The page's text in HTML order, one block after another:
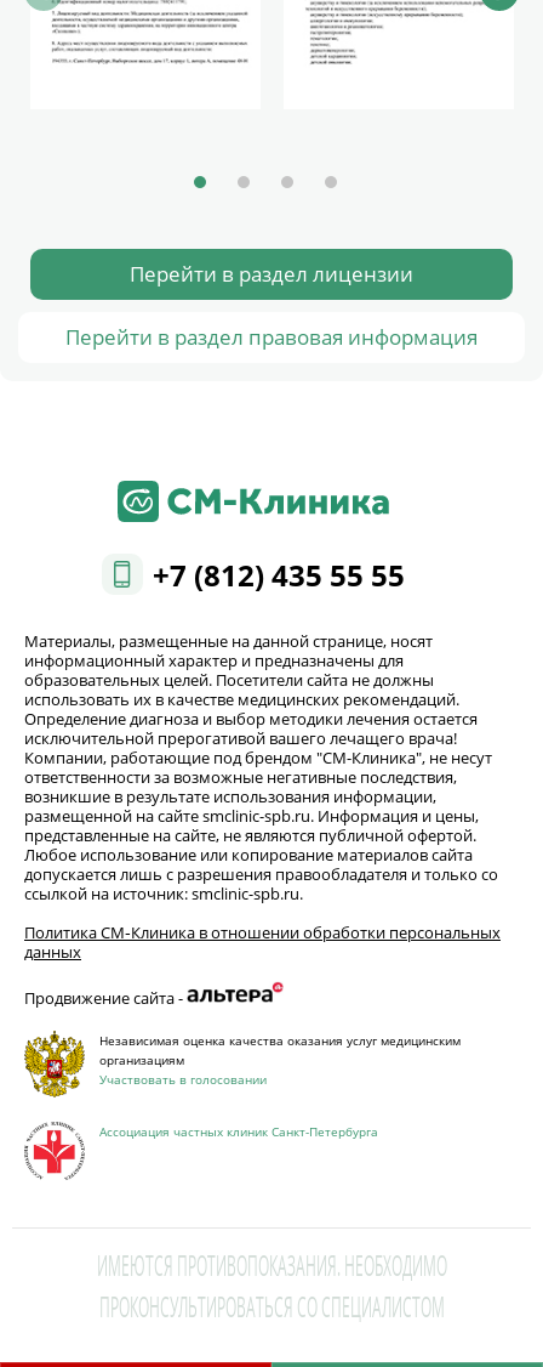
Перейти в раздел лицензии
Перейти в раздел правовая информация
+7 (812) 435 55 55
Материалы, размещенные на данной странице, носят
информационный характер и предназначены для
образовательных целей. Посетители сайта не должны
использовать их в качестве медицинских рекомендаций.
Определение диагноза и выбор методики лечения остается
исключительной прерогативой вашего лечащего врача!
Компании, работающие под брендом "СМ-Клиника", не несут
ответственности за возможные негативные последствия,
возникшие в результате использования информации,
размещенной на сайте smclinic-spb.ru. Информация и цены,
представленные на сайте, не являются публичной офертой.
Любое использование или копирование материалов сайта
допускается лишь с разрешения правообладателя и только со
ссылкой на источник: smclinic-spb.ru.
Политика СМ‑Клиника в отношении обработки персональных
данных
Продвижение сайта -
Независимая оценка качества оказания услуг медицинским
организациям
Участвовать в голосовании
Ассоциация частных клиник Санкт-Петербурга
ИМЕЮТСЯ ПРОТИВОПОКАЗАНИЯ. НЕОБХОДИМО
ПРОКОНСУЛЬТИРОВАТЬСЯ СО СПЕЦИАЛИСТОМ